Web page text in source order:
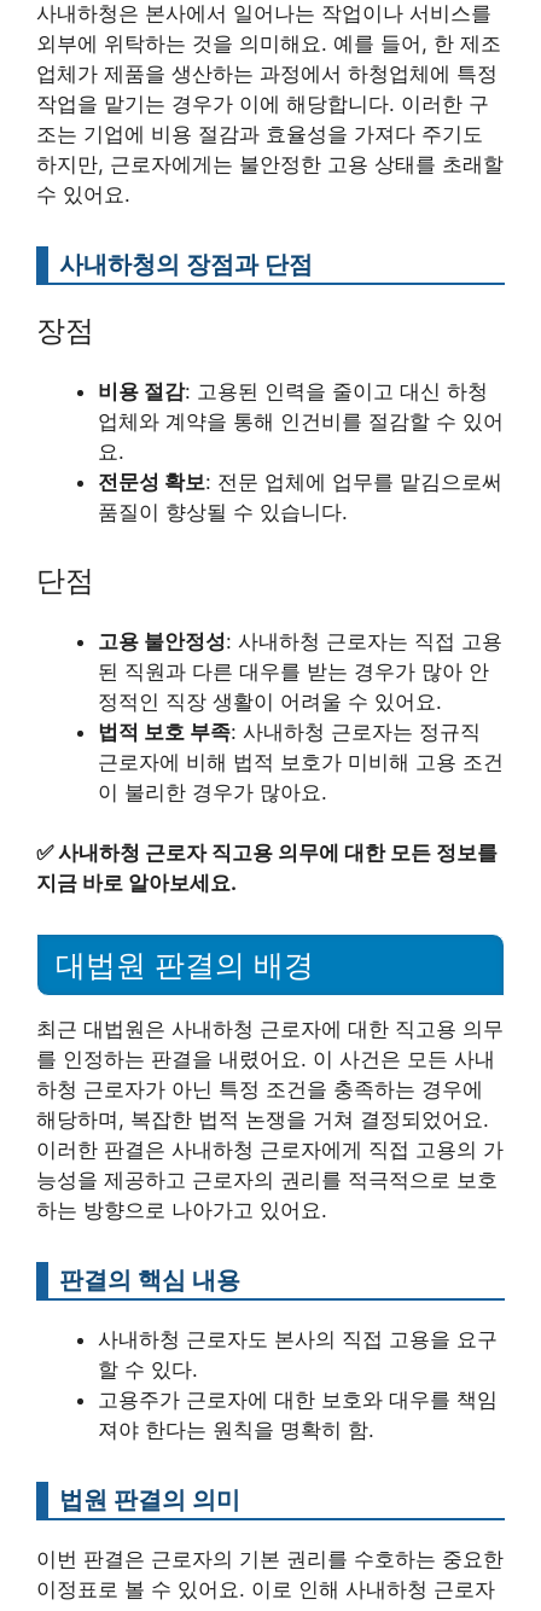
사내하청은 본사에서 일어나는 작업이나 서비스를
외부에 위탁하는 것을 의미해요. 예를 들어, 한 제조
업체가 제품을 생산하는 과정에서 하청업체에 특정
작업을 맡기는 경우가 이에 해당합니다. 이러한 구
조는 기업에 비용 절감과 효율성을 가져다 주기도
하지만, 근로자에게는 불안정한 고용 상태를 초래할
수 있어요.
사내하청의 장점과 단점
장점
비용 절감: 고용된 인력을 줄이고 대신 하청
업체와 계약을 통해 인건비를 절감할 수 있어
요.
전문성 확보: 전문 업체에 업무를 맡김으로써
품질이 향상될 수 있습니다.
단점
고용 불안정성: 사내하청 근로자는 직접 고용
된 직원과 다른 대우를 받는 경우가 많아 안
정적인 직장 생활이 어려울 수 있어요.
법적 보호 부족: 사내하청 근로자는 정규직
근로자에 비해 법적 보호가 미비해 고용 조건
이 불리한 경우가 많아요.
✅사내하청 근로자 직고용 의무에 대한 모든 정보를
지금 바로 알아보세요.
대법원 판결의 배경
최근 대법원은 사내하청 근로자에 대한 직고용 의무
를 인정하는 판결을 내렸어요. 이 사건은 모든 사내
하청 근로자가 아닌 특정 조건을 충족하는 경우에
해당하며, 복잡한 법적 논쟁을 거쳐 결정되었어요.
이러한 판결은 사내하청 근로자에게 직접 고용의 가
능성을 제공하고 근로자의 권리를 적극적으로 보호
하는 방향으로 나아가고 있어요.
판결의 핵심 내용
사내하청 근로자도 본사의 직접 고용을 요구
할 수 있다.
고용주가 근로자에 대한 보호와 대우를 책임
져야 한다는 원칙을 명확히 함.
법원 판결의 의미
이번 판결은 근로자의 기본 권리를 수호하는 중요한
이정표로 볼 수 있어요. 이로 인해 사내하청 근로자